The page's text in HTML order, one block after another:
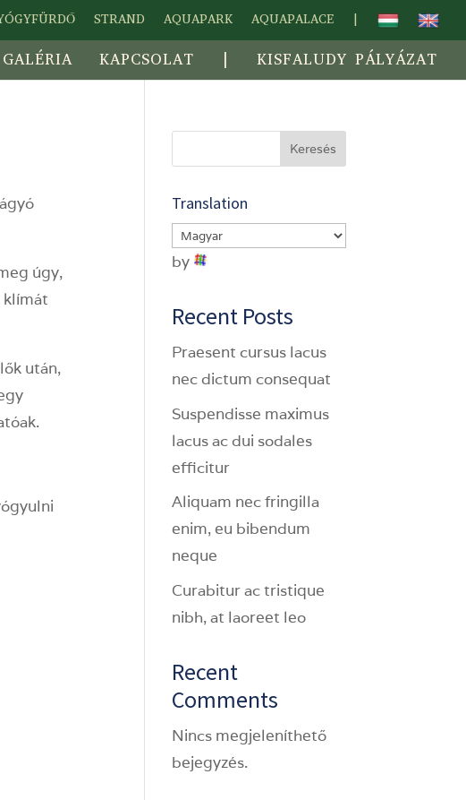
STRAND AQUAPARK AQUAPALACE |
GALÉRIA KAPCSOLAT KISFALUDY PÁLYÁZAT
úgy,
klímát
után,
Keresés
Translation
by
Recent Posts
Praesent cursus lacus
nec dictum consequat
Suspendisse maximus
lacus ac dui sodales
efficitur
Aliquam nec fringilla
enim, eu bibendum
neque
Curabitur ac tristique
nibh, at laoreet leo
Recent
Comments
Nincs megjeleníthető
bejegyzés.